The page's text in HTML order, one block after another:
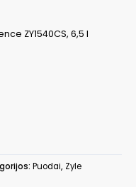
ZY1540CS, 6,5 l
Puodai, Zyle